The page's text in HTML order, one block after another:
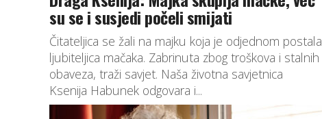
su se i susjedi počeli smijati
Čitateljica se žali na majku koja je odjednom postala
ljubiteljica mačaka. Zabrinuta zbog troškova i stalnih
obaveza, traži savjet. Naša životna savjetnica
Ksenija Habunek odgovara i...